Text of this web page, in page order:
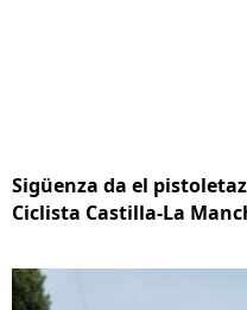
Sigüenza da el
Ciclista Castilla-La